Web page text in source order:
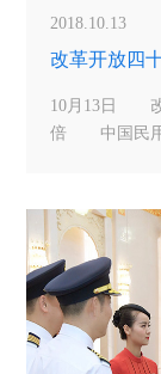
2018.10.13
改革开放四
10月13日 改
倍 中国民用
底，我国共有
运输量达5544